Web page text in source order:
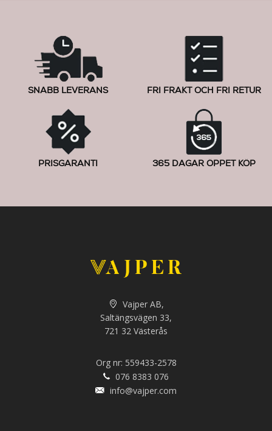
SNABB LEVERANS FRI FRAKT OCH FRI RETUR
PRISGARANTI 365 DAGAR ÖPPET KÖP
Vajper AB,
Saltängsvägen 33,
721 32 Västerås
Org nr: 559433-2578
076 8383 076
info@vajper.com